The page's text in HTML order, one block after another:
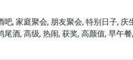
的软嫩牛小排，搭配丝滑绵密的玉
配顶级配料与布莉欧面包。
金黄酥香的酥皮一同烘烤，风味香
, 家庭聚会, 朋友聚会, 特别日子, 庆
酒, 高级, 热闹, 获奖, 高颜值, 早午